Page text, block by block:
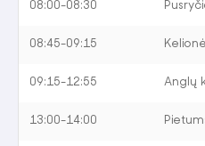
08:00-08:30
08:45-09:15
09:15-12:55 Anglų
13:00-14:00